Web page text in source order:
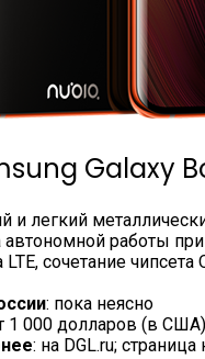
Galaxy
и легкий
автономной работы
сочетание чипсета
: пока неясно
1 000 долларов (в США)
: на DGL.ru; страница